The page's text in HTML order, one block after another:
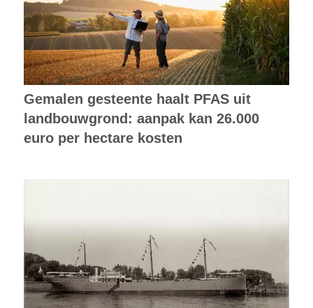
Gemalen gesteente haalt PFAS uit
landbouwgrond: aanpak kan 26.000
euro per hectare kosten